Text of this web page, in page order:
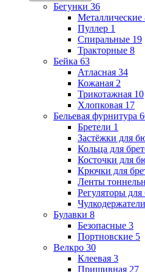
Бегунки 36
Металлические
Пуллер 1
Спиральные 19
Тракторные 8
Бейка 63
Атласная 34
Кожаная 2
Трикотажная 10
Хлопковая 17
Бельевая фурнитура
Бретели 1
Застёжки для
Кольца для
Косточки для
Крючки для
Ленты
Регуляторы для
Чулкодержатели
Булавки 8
Безопасные 3
Портновские 5
Велкро 30
Клеевая 3
Пришивная 27